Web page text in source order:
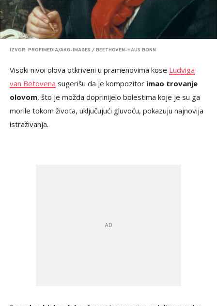
IZVOR: PROFIMEDIA/AKG-IMAGES / BEETHOVEN-HAUS BONN
Visoki nivoi olova otkriveni u pramenovima kose Ludviga
van Betovena sugerišu da je kompozitor imao trovanje
olovom, što je možda doprinijelo bolestima koje je su ga
morile tokom života, uključujući gluvoću, pokazuju najnovija
istraživanja.